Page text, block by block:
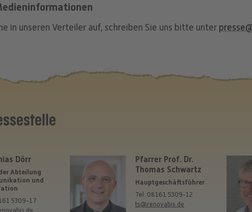
in unseren Verteiler auf, schreiben Sie uns bitte unter
Dörr
Abteilung
und
5309-17
Pfarrer Prof. Dr.
Thomas Schwartz
Hauptgeschäftsführer
Tel: 08161 5309-12
ts@renovabis.de